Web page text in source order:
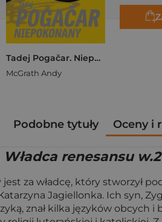
Tadej Pogačar. Niepokonany
McGrath Andy
Podobne tytuły Oceny i
renesansu w.2
jest za władcę, który
Jagiellonka. Ich syn,
znał kilka języków obcych